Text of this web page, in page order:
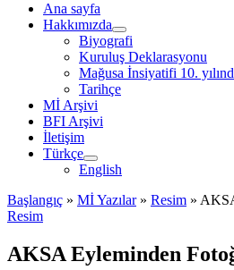
Ana sayfa
Hakkımızda
Biyografi
Kuruluş Deklarasyonu
Mağusa İnsiyatifi 10.
Tarihçe
Mİ Arşivi
BFI Arşivi
İletişim
Türkçe
English
Başlangıç » Mİ Yazılar » Resim »
Resim
AKSA Eyleminden